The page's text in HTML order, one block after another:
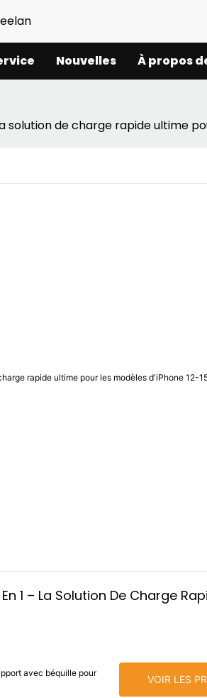
Nouvelles À propos
de charge rapide ultime
1 – La Solution De Charge
avec béquille pour
VOIR LES